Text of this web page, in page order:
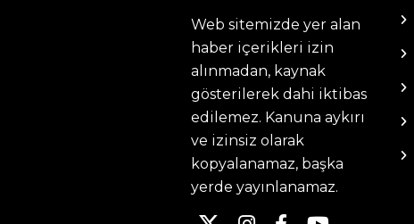
Web sitemizde yer alan
haber içerikleri izin
alınmadan, kaynak
gösterilerek dahi iktibas
edilemez. Kanuna aykırı
ve izinsiz olarak
kopyalanamaz, başka
yerde yayınlanamaz.